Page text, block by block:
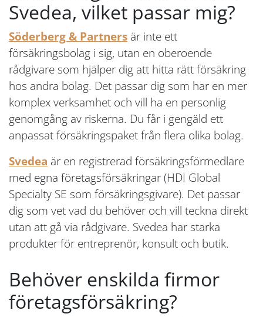
Svedea, vilket passar mig?
Söderberg & Partners är inte ett
försäkringsbolag i sig, utan en oberoende
rådgivare som hjälper dig att hitta rätt försäkring
hos andra bolag. Det passar dig som har en mer
komplex verksamhet och vill ha en personlig
genomgång av riskerna. Du får i gengäld ett
anpassat försäkringspaket från flera olika bolag.
Svedea är en registrerad försäkringsförmedlare
med egna företagsförsäkringar (HDI Global
Specialty SE som försäkringsgivare). Det passar
dig som vet vad du behöver och vill teckna direkt
utan att gå via rådgivare. Svedea har starka
produkter för entreprenör, konsult och butik.
Behöver enskilda firmor
företagsförsäkring?